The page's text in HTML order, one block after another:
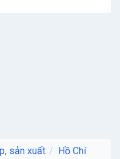
sản xuất
Hồ Chí